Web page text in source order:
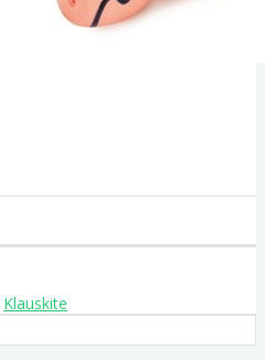
Klauskite